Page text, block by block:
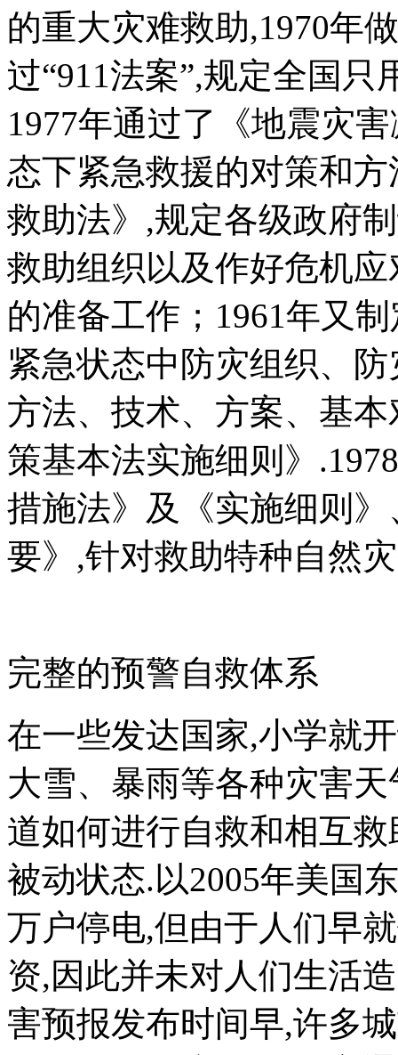
的重大灾难救助,1970年
过“911法案”,规定全国
1977年通过了《地震灾
态下紧急救援的对策和
救助法》,规定各级政府
救助组织以及作好危机
的准备工作；1961年又
紧急状态中防灾组织、
方法、技术、方案、基
策基本法实施细则》
措施法》及《实施细则
要》,针对救助特种自然
完整的预警自救体系
在一些发达国家,小学就
大雪、暴雨等各种灾害
道如何进行自救和相互
被动状态.以2005年美国
万户停电,但由于人们早
资,因此并未对人们生活
害预报发布时间早,许多